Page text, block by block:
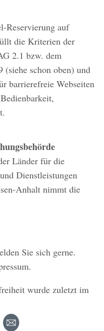
Reservierung auf
die Kriterien der
2.1 bzw. dem
(siehe schon oben) und
barrierefreie Webseiten
Länder für die
Dienstleistungen
Anhalt nimmt die
Sie sich gerne.
wurde zuletzt im